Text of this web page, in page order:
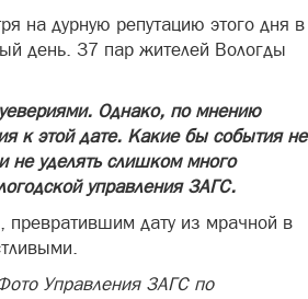
на дурную репутацию этого дня в
день. 37 пар жителей Вологды
Однако, по мнению
к этой дате. Какие бы события не
не уделять слишком много
управления ЗАГС.
дату из мрачной в
ЗАГС по